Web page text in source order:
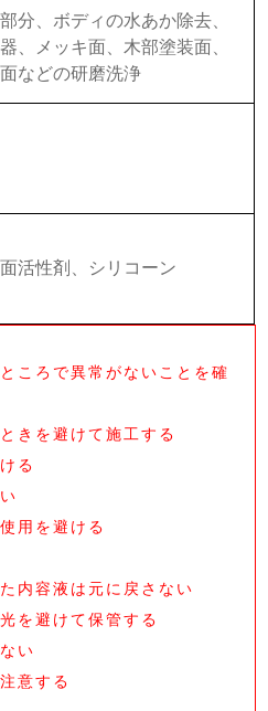
分、ボディの水あか除去、
、メッキ面、木部塗装面、
などの研磨洗浄
活性剤、シリコーン
ころで異常がないことを確
きを避けて施工する
る
用を避ける
内容液は元に戻さない
を避けて保管する
い
意する